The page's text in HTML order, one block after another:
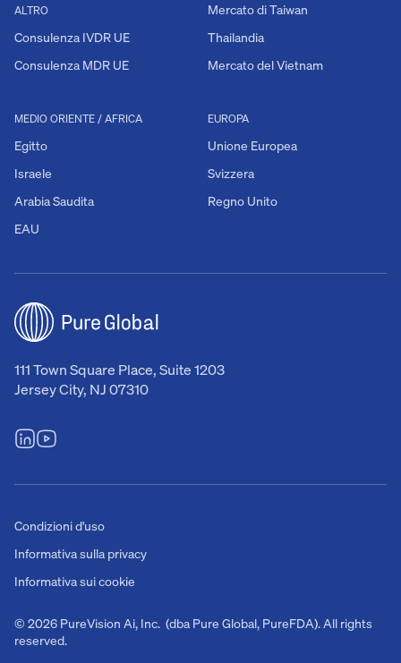
111 Town Square Place, Suite 1203
Jersey City, NJ 07310
ALTRO
Consulenza IVDR UE
Consulenza MDR UE
EUROPA
Unione Europea
Svizzera
Regno Unito
MEDIO ORIENTE / AFRICA
Egitto
Israele
Arabia Saudita
EAU
Mercato di Taiwan
Thailandia
Mercato del Vietnam
© 2026 PureVision Ai, Inc. (dba Pure Global, PureFDA). All rights
reserved.
Condizioni d'uso
Informativa sulla privacy
Informativa sui cookie